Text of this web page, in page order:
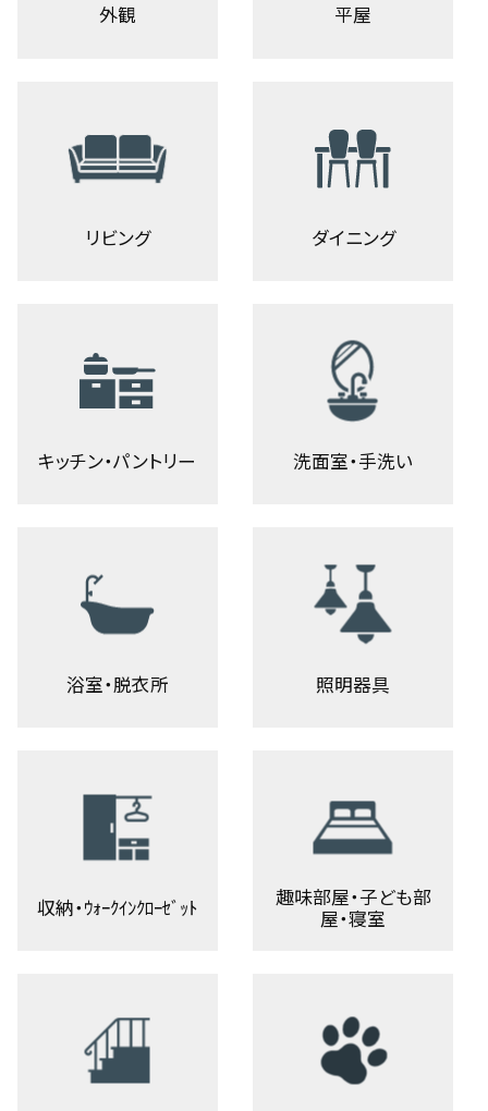
外観 平屋
リビング ダイニング
キッチン・パントリー 洗面室・手洗い
浴室・脱衣所 照明器具
収納・ｳｫｰｸｲﾝｸﾛｰｾﾞｯﾄ
趣味部屋・子ども部
屋・寝室